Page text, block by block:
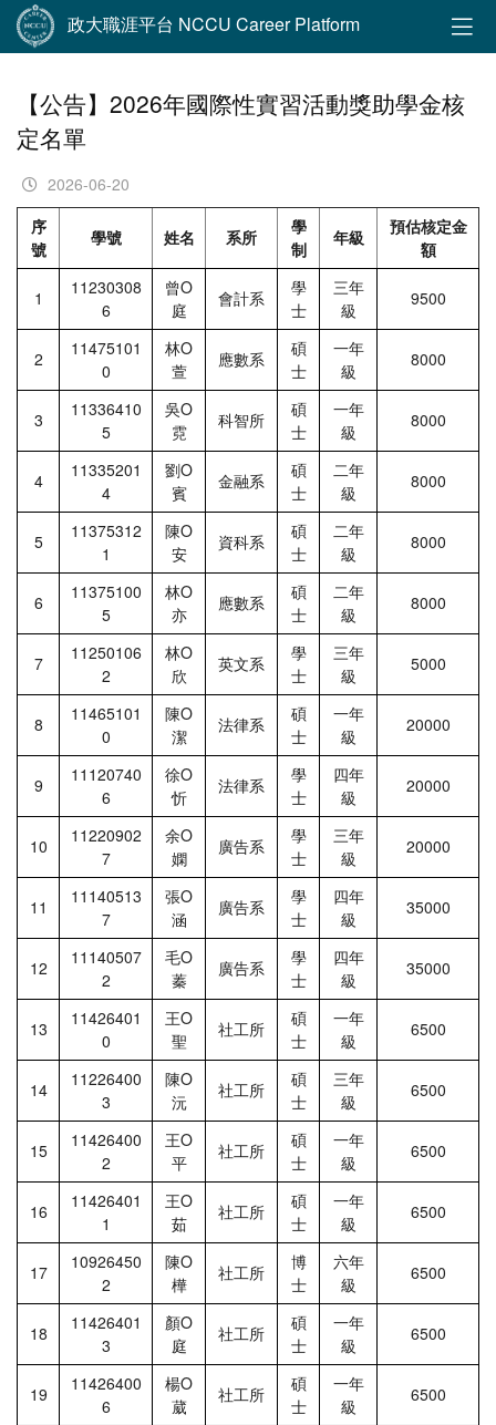
政大職涯平台 NCCU Career Platform
【公告】2026年國際性實習活動獎助學金核
定名單
2026-06-20
序
號
學號 姓名 系所
學
制
年級
預估核定金
額
1
11230308
6
曾Ο
庭
會計系
學
士
三年
級
9500
2
11475101
0
林Ο
萱
應數系
碩
士
一年
級
8000
3
11336410
5
吳Ο
霓
科智所
碩
士
一年
級
8000
4
11335201
4
劉Ο
賓
金融系
碩
士
二年
級
8000
5
11375312
1
陳Ο
安
資科系
碩
士
二年
級
8000
6
11375100
5
林Ο
亦
應數系
碩
士
二年
級
8000
7
11250106
2
林Ο
欣
英文系
學
士
三年
級
5000
8
11465101
0
陳Ο
潔
法律系
碩
士
一年
級
20000
9
11120740
6
徐Ο
忻
法律系
學
士
四年
級
20000
10
11220902
7
余Ο
嫻
廣告系
學
士
三年
級
20000
11
11140513
7
張Ο
涵
廣告系
學
士
四年
級
35000
12
11140507
2
毛Ο
蓁
廣告系
學
士
四年
級
35000
13
11426401
0
王Ο
聖
社工所
碩
士
一年
級
6500
14
11226400
3
陳Ο
沅
社工所
碩
士
三年
級
6500
15
11426400
2
王Ο
平
社工所
碩
士
一年
級
6500
16
11426401
1
王Ο
茹
社工所
碩
士
一年
級
6500
17
10926450
2
陳Ο
樺
社工所
博
士
六年
級
6500
18
11426401
3
顏Ο
庭
社工所
碩
士
一年
級
6500
19
11426400
6
楊Ο
葳
社工所
碩
士
一年
級
6500